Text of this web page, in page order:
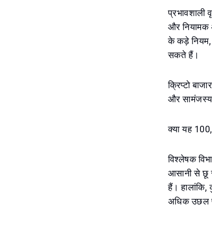
प्रभावशाली
और नियामक
के कड़े नियम,
सकते हैं।
क्रिप्टो
और
क्या यह
विश्लेषक
आसानी से छू
हैं। हालांकि,
अधिक उछल